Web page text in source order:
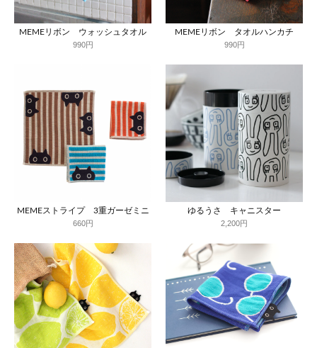
MEMEリボン ウォッシュタオル
990円
MEMEリボン タオルハンカチ
990円
MEMEストライプ 3重ガーゼミニ
660円
ゆるうさ キャニスター
2,200円